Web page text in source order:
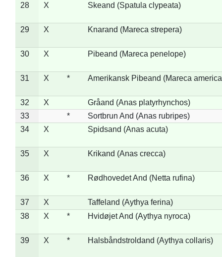
28 X Skeand (Spatula clypeata)
29 X Knarand (Mareca strepera)
30 X Pibeand (Mareca penelope)
31 X * Amerikansk Pibeand (Mareca
32 X
Gråand (Anas platyrhynchos)
33
*
Sortbrun And (Anas rubripes)
34
X Spidsand (Anas acuta)
35 X Krikand (Anas crecca)
36 X * Rødhovedet And (Netta rufina)
37 X
Taffeland (Aythya ferina)
38
X * Hvidøjet And (Aythya nyroca)
39 X * Halsbåndstroldand (Aythya collaris)